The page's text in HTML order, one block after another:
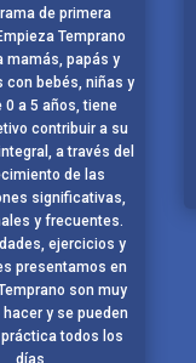
de primera
Temprano
mamás, papás y
con bebés, niñas y
0 a 5 años, tiene
contribuir a su
a través del
de las
significativas,
y frecuentes.
ejercicios y
presentamos en
son muy
y se pueden
todos los
días